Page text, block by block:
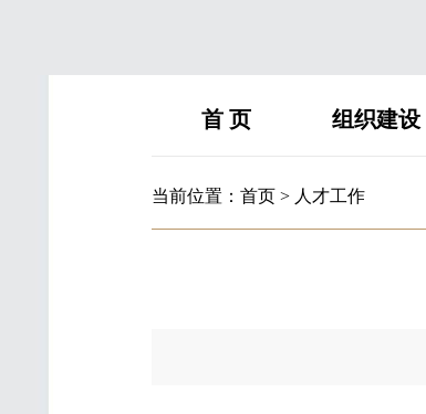
首 页 组织建设
当前位置： 首页 > 人才工作